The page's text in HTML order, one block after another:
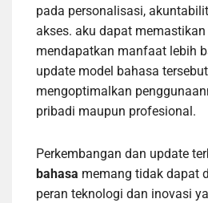
pada personalisasi,
akses. aku dapat
mendapatkan manfaat lebih
update model bahasa
mengoptimalkan
pribadi maupun profesional.
Perkembangan dan update
bahasa memang tidak dapat
peran teknologi dan inovasi